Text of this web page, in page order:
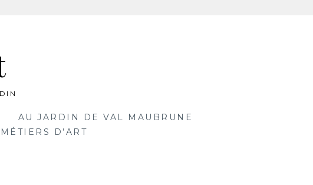
AU JARDIN DE VAL MAUBRUNE
D’ART